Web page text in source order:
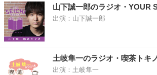
山下誠一郎のラジオ・YOUR
出演：山下誠一郎
土岐隼一のラジオ・喫茶トキ
出演：土岐隼一